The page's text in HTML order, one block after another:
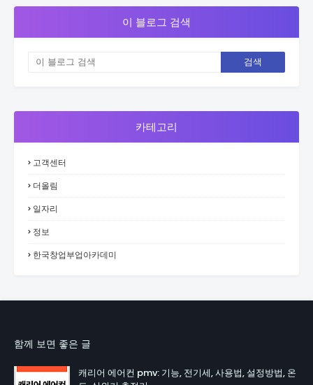
이 블로그 검색
카테고리
고객센터
더올림
일자리
정보
한국창업부업아카데미
함께 보면 좋은 글
캐리어 에어컨 pmv: 기능, 전기세, 사용법, 설정방법, 온